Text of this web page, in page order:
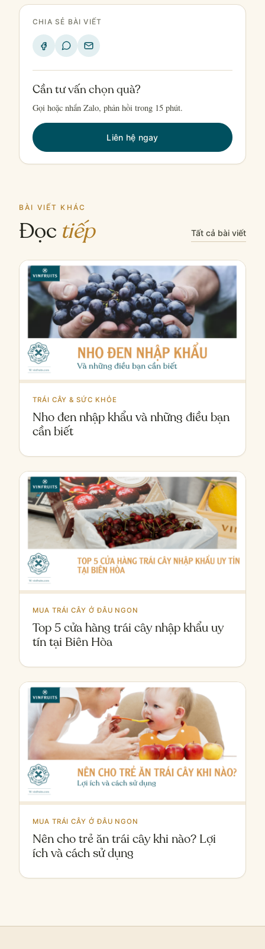
CHIA SẺ BÀI VIẾT
Cần tư vấn chọn quà?
Gọi hoặc nhắn Zalo, phản hồi trong 15 phút.
Liên hệ ngay
BÀI VIẾT KHÁC
Đọc tiếp Tất cả bài viết
TRÁI CÂY & SỨC KHỎE
Nho đen nhập khẩu và những điều bạn
cần biết
MUA TRÁI CÂY Ở ĐÂU NGON
Top 5 cửa hàng trái cây nhập khẩu uy
tín tại Biên Hòa
MUA TRÁI CÂY Ở ĐÂU NGON
Nên cho trẻ ăn trái cây khi nào? Lợi
ích và cách sử dụng